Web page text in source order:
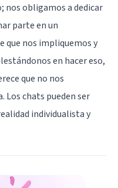
nos obligamos a dedicar
parte en un
que nos impliquemos y
en hacer eso,
que no nos
Los chats pueden ser
individualista y